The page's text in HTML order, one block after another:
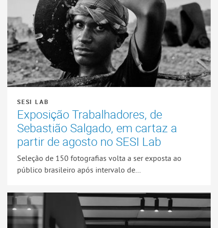
SESI LAB
Exposição Trabalhadores, de
Sebastião Salgado, em cartaz a
partir de agosto no SESI Lab
Seleção de 150 fotografias volta a ser exposta ao
público brasileiro após intervalo de...